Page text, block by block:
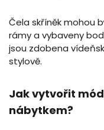
Čela skříněk mohou
rámy a vybaveny
jsou zdobena
stylově.
Jak vytvořit
nábytkem?